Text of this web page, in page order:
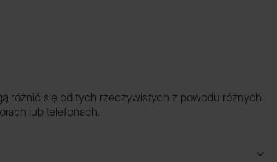
różnić się od tych rzeczywistych z powodu różnych
lub telefonach.